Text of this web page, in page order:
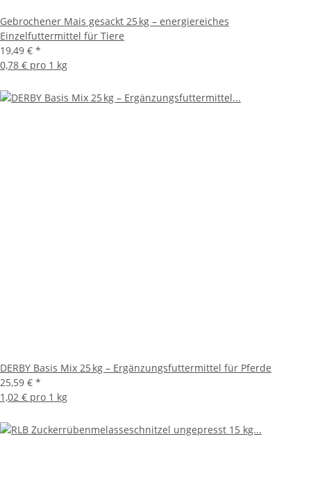
Gebrochener Mais gesackt 25 kg – energiereiches
Einzelfuttermittel für Tiere
19,49 € *
0,78 € pro 1 kg
DERBY Basis Mix 25 kg – Ergänzungsfuttermittel für Pferde
25,59 € *
1,02 € pro 1 kg